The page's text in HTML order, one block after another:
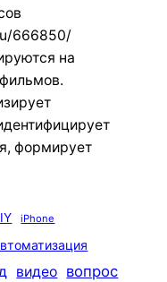
666850/
на
формирует
iPhone
видео вопрос